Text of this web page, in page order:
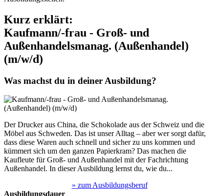
Kurz erklärt:
Kaufmann/-frau - Groß- und
Außenhandelsmanag. (Außenhandel)
(m/w/d)
Was machst du in deiner Ausbildung?
Der Drucker aus China, die Schokolade aus der Schweiz und die
Möbel aus Schweden. Das ist unser Alltag – aber wer sorgt dafür,
dass diese Waren auch schnell und sicher zu uns kommen und
kümmert sich um den ganzen Papierkram? Das machen die
Kaufleute für Groß- und Außenhandel mit der Fachrichtung
Außenhandel. In dieser Ausbildung lernst du, wie du...
» zum Ausbildungsberuf
Ausbildungsdauer